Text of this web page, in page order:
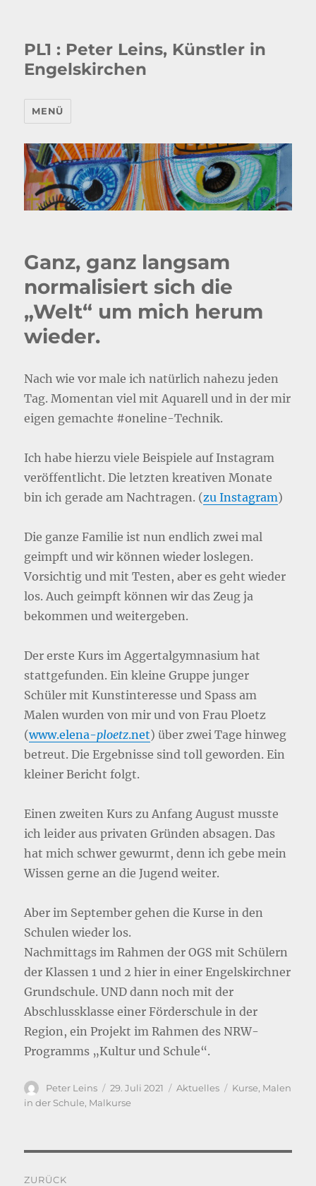
PL1 : Peter Leins, Künstler in
Engelskirchen
MENÜ
Ganz, ganz langsam
normalisiert sich die
„Welt“ um mich herum
wieder.
Nach wie vor male ich natürlich nahezu jeden
Tag. Momentan viel mit Aquarell und in der mir
eigen gemachte #oneline-Technik.
Ich habe hierzu viele Beispiele auf Instagram
veröffentlicht. Die letzten kreativen Monate
bin ich gerade am Nachtragen. (zu Instagram)
Die ganze Familie ist nun endlich zwei mal
geimpft und wir können wieder loslegen.
Vorsichtig und mit Testen, aber es geht wieder
los. Auch geimpft können wir das Zeug ja
bekommen und weitergeben.
Der erste Kurs im Aggertalgymnasium hat
stattgefunden. Ein kleine Gruppe junger
Schüler mit Kunstinteresse und Spass am
Malen wurden von mir und von Frau Ploetz
(www.elena-ploetz.net) über zwei Tage hinweg
betreut. Die Ergebnisse sind toll geworden. Ein
kleiner Bericht folgt.
Einen zweiten Kurs zu Anfang August musste
ich leider aus privaten Gründen absagen. Das
hat mich schwer gewurmt, denn ich gebe mein
Wissen gerne an die Jugend weiter.
Aber im September gehen die Kurse in den
Schulen wieder los.
Nachmittags im Rahmen der OGS mit Schülern
der Klassen 1 und 2 hier in einer Engelskirchner
Grundschule. UND dann noch mit der
Abschlussklasse einer Förderschule in der
Region, ein Projekt im Rahmen des NRW-
Programms „Kultur und Schule“.
Autor
Peter Leins
Veröffentlicht
am
29. Juli 2021 Kategorien
Aktuelles Schlagwörter
Kurse, Malen
in der Schule, Malkurse
ZURÜCK